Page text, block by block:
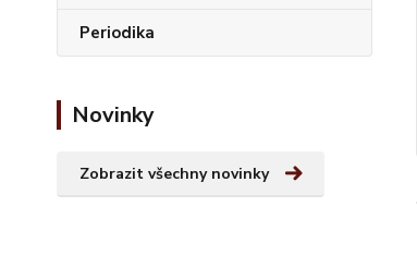
Periodika
Novinky
Zobrazit všechny novinky